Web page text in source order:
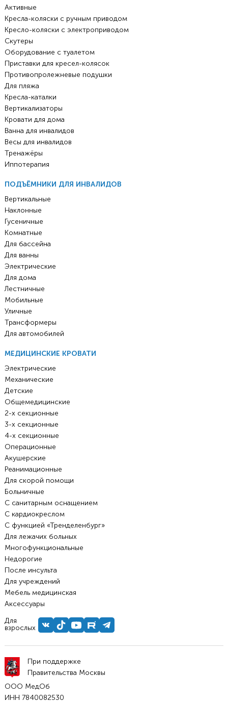
Активные
Кресла-коляски с ручным приводом
Кресло-коляски с электроприводом
Скутеры
Оборудование с туалетом
Приставки для кресел-колясок
Противопролежневые подушки
Для пляжа
Кресла-каталки
Вертикализаторы
Кровати для дома
Ванна для инвалидов
Весы для инвалидов
Тренажёры
Иппотерапия
ПОДЪЁМНИКИ ДЛЯ ИНВАЛИДОВ
Вертикальные
Наклонные
Гусеничные
Комнатные
Для бассейна
Для ванны
Электрические
Для дома
Лестничные
Мобильные
Уличные
Трансформеры
Для автомобилей
МЕДИЦИНСКИЕ КРОВАТИ
Электрические
Механические
Детские
Общемедицинские
2-х секционные
3-х секционные
4-х секционные
Операционные
Акушерские
Реанимационные
Для скорой помощи
Больничные
С санитарным оснащением
С кардиокреслом
С функцией «Тренделенбург»
Для лежачих больных
Многофункциональные
Недорогие
После инсульта
Для учреждений
Мебель медицинская
Аксессуары
Для
взрослых
При поддержке
Правительства Москвы
ООО МедОб
ИНН 7840082530